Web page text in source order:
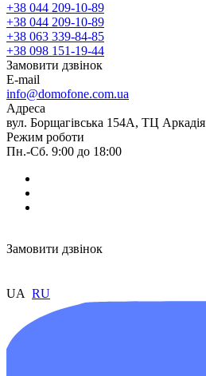
+38 044 209-10-89
+38 044 209-10-89
+38 063 339-84-85
+38 098 151-19-44
Замовити дзвінок
E-mail
info@domofone.com.ua
Адреса
вул. Борщагівська 154А, ТЦ Аркадія
Режим роботи
Пн.-Сб. 9:00 до 18:00
Замовити дзвінок
UA RU